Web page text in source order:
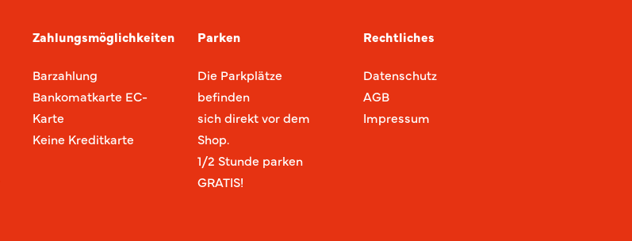
Zahlungsmöglichkeiten
Barzahlung
Bankomatkarte EC-
Karte
Keine Kreditkarte
Parken
Die Parkplätze
befinden
sich direkt vor dem
Shop.
1/2 Stunde parken
GRATIS!
Rechtliches
Datenschutz
AGB
Impressum